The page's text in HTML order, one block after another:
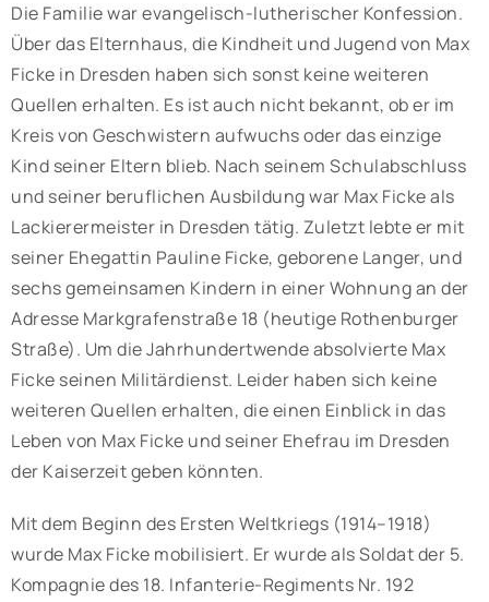
Die Familie war evangelisch-lutherischer Konfession.
Über das Elternhaus, die Kindheit und Jugend von Max
Ficke in Dresden haben sich sonst keine weiteren
Quellen erhalten. Es ist auch nicht bekannt, ob er im
Kreis von Geschwistern aufwuchs oder das einzige
Kind seiner Eltern blieb. Nach seinem Schulabschluss
und seiner beruflichen Ausbildung war Max Ficke als
Lackierermeister in Dresden tätig. Zuletzt lebte er mit
seiner Ehegattin Pauline Ficke, geborene Langer, und
sechs gemeinsamen Kindern in einer Wohnung an der
Adresse Markgrafenstraße 18 (heutige Rothenburger
Straße). Um die Jahrhundertwende absolvierte Max
Ficke seinen Militärdienst. Leider haben sich keine
weiteren Quellen erhalten, die einen Einblick in das
Leben von Max Ficke und seiner Ehefrau im Dresden
der Kaiserzeit geben könnten.
Mit dem Beginn des Ersten Weltkriegs (1914–1918)
wurde Max Ficke mobilisiert. Er wurde als Soldat der 5.
Kompagnie des 18. Infanterie-Regiments Nr. 192